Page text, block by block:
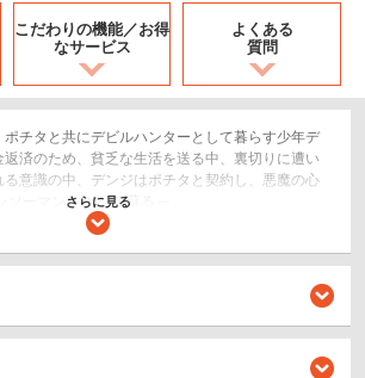
こだわりの機能／お得
なサービス
よくある
質問
ポチタと共にデビルハンターとして暮らす少年デ
返済のため、貧乏な生活を送る中、裏切りに遭い
意識の中、デンジはポチタと契約し、悪魔の心
ソーマン 』として蘇る ─ 。
メ作品
さらに見る